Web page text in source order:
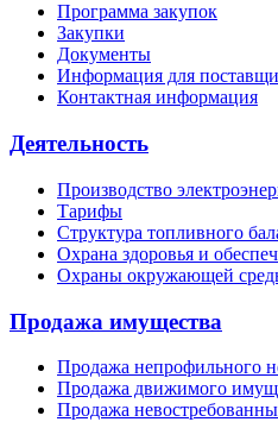
Программа закупок
Закупки
Документы
Информация для
Контактная информация
Деятельность
Производство
Тарифы
Структура топливного
Охрана здоровья и
Охраны окружающей
Продажа имущества
Продажа непрофильного
Продажа движимого
Продажа